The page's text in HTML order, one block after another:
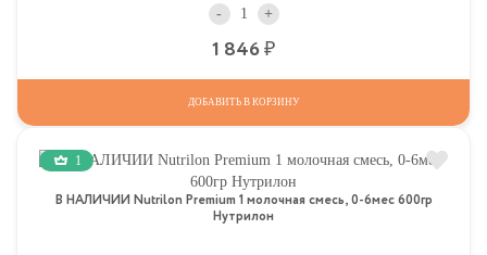
- +
1 846
ДОБАВИТЬ В КОРЗИНУ
1
В НАЛИЧИИ Nutrilon Premium 1 молочная смесь, 0-6мес 600гр
Нутрилон